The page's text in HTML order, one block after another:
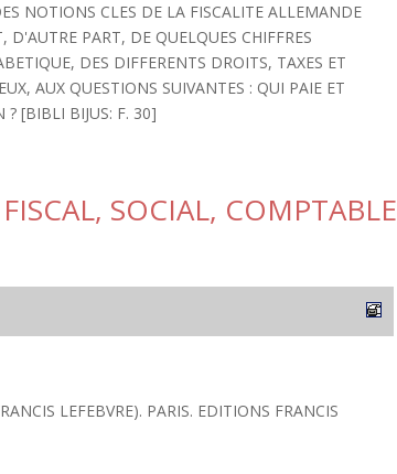
NOTIONS CLES DE LA FISCALITE ALLEMANDE
D'AUTRE PART, DE QUELQUES CHIFFRES
DES DIFFERENTS DROITS, TAXES ET
AUX QUESTIONS SUIVANTES : QUI PAIE ET
? [BIBLI BIJUS: F. 30]
SOCIAL, COMPTABLE
LEFEBVRE). PARIS. EDITIONS FRANCIS